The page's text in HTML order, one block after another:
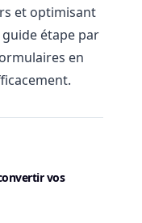
et optimisant
étape par
en
vos